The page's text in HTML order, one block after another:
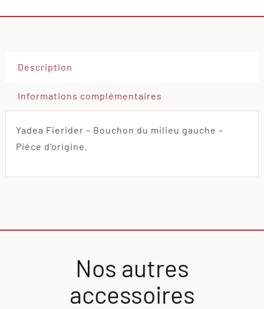
Description
Informations complémentaires
Yadea Fierider – Bouchon du milieu gauche –
Pièce d’origine.
Nos autres
accessoires